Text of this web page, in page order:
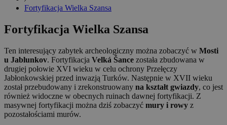
Fortyfikacja Wielka Szansa
Fortyfikacja Wielka Szansa
Ten interesujący zabytek archeologiczny można zobaczyć w Mosti
u Jablunkov. Fortyfikacja Velká Šance została zbudowana w
drugiej połowie XVI wieku w celu ochrony Przełęczy
Jabłonkowskiej przed inwazją Turków. Następnie w XVII wieku
został przebudowany i zrekonstruowany na kształt gwiazdy, co jest
również widoczne w obecnych ruinach dawnej fortyfikacji. Z
masywnej fortyfikacji można dziś zobaczyć mury i rowy z
pozostałościami murów.